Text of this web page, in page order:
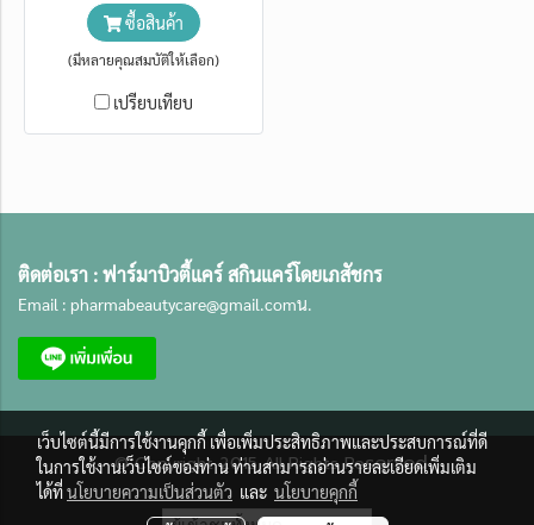
ซื้อสินค้า
(มีหลายคุณสมบัติให้เลือก)
เปรียบเทียบ
ติดต่อเรา :ฟาร์มาบิวตี้แคร์ สกินแคร์โดยเภสัชกร
Email : pharmabeautycare@gmail.comน.
©Copyright 2015 All Rights Reserved.
เว็บไซต์นี้มีการใช้งานคุกกี้ เพื่อเพิ่มประสิทธิภาพและประสบการณ์ที่ดี
ในการใช้งานเว็บไซต์ของท่าน ท่านสามารถอ่านรายละเอียดเพิ่มเติม
ได้ที่นโยบายความเป็นส่วนตัว และ นโยบายคุกกี้